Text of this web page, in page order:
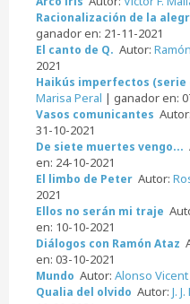
Racionalización de la
ganador en: 21-11-2021
El canto de Q. Autor:
2021
Haikús imperfectos (serie
Marisa Peral | ganador en:
Vasos comunicantes Autor:
31-10-2021
De siete muertes vengo...
en: 24-10-2021
El limbo de Peter Autor:
2021
Ellos no serán mi traje
en: 10-10-2021
Diálogos con Ramón Ataz
en: 03-10-2021
Mundo Autor: Alonso Vicent
Qualia del olvido Autor: J.